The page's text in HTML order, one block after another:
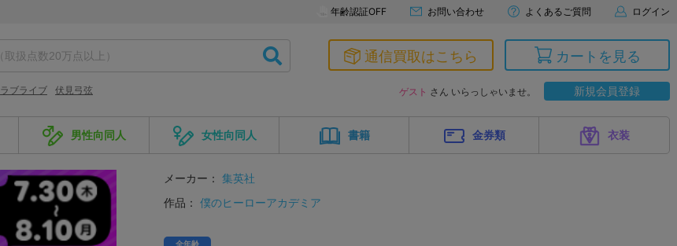
年齢認証OFF お問い合わせ よくあるご質問 ログイン
ラブライブ 伏見弓弦
通信買取はこちら カートを見る
ゲスト さん いらっしゃいませ。 新規会員登録
男性向同人 女性向同人 書籍 金券類 衣装
メーカー： 集英社
作品： 僕のヒーローアカデミア
全年齢